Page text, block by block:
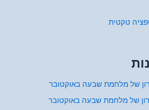
טקטית
של מלחמת שבעה באוקטובר
של מלחמת שבעה באוקטובר